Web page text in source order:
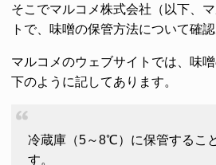
そこでマルコメ株式会社（以下、
トで、味噌の保管方法について確
マルコメのウェブサイトでは、味
下のように記してあります。
冷蔵庫（5～8℃）に保管するこ
す。